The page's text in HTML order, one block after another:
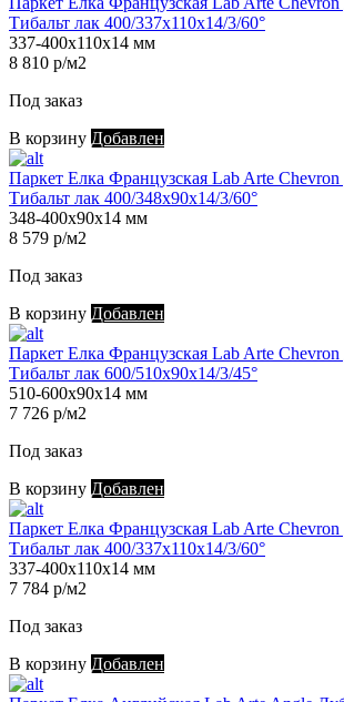
Тибальт лак 400/337х110х14/3/60°
337-400х110х14 мм
8 810 р/м2
Под заказ
В корзину Добавлен
Паркет Елка Французская Lab Arte
Тибальт лак 400/348х90х14/3/60°
348-400х90х14 мм
8 579 р/м2
Под заказ
В корзину Добавлен
Паркет Елка Французская Lab Arte
Тибальт лак 600/510х90х14/3/45°
510-600х90х14 мм
7 726 р/м2
Под заказ
В корзину Добавлен
Паркет Елка Французская Lab Arte
Тибальт лак 400/337х110х14/3/60°
337-400х110х14 мм
7 784 р/м2
Под заказ
В корзину Добавлен